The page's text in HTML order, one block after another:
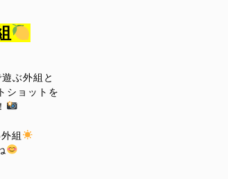
ぶ外組と
ショットを
組